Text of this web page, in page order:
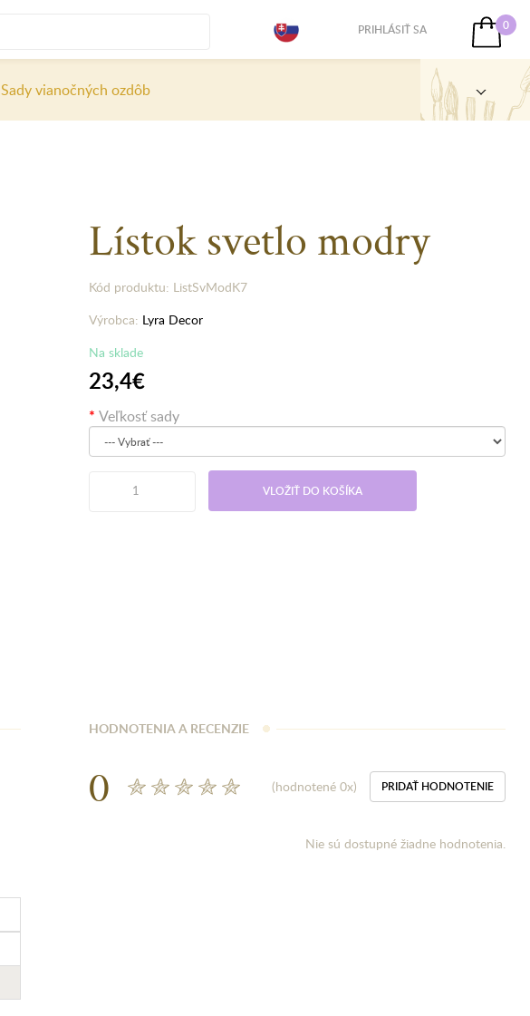
PRIHLÁSIŤ SA 0
Sady vianočných ozdôb
Lístok svetlo modry
Kód produktu: ListSvModK7
Výrobca: Lyra Decor
Na sklade
23,4€
Veľkosť sady
VLOŽIŤ DO KOŠÍKA
HODNOTENIA A RECENZIE
0 (hodnotené 0x) PRIDAŤ HODNOTENIE
Nie sú dostupné žiadne hodnotenia.